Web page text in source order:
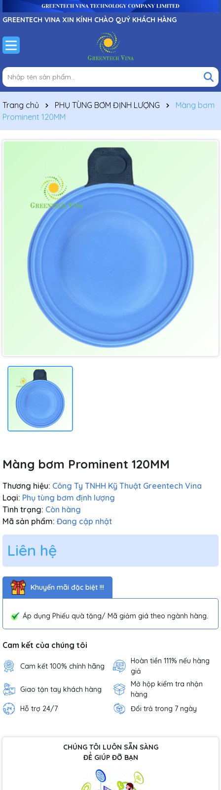
GREENTECH VINA XIN KÍNH CHÀO QUÝ KHÁCH HÀNG
Trang chủ PHỤ TÙNG BƠM ĐỊNH LƯỢNG
Màng bơm
Prominent 120MM
Màng bơm Prominent 120MM
Thương hiệu: Công Ty TNHH Kỹ Thuật Greentech Vina
Loại: Phụ tùng bơm định lượng
Tình trạng: Còn hàng
Mã sản phẩm: Đang cập nhật
Liên hệ
Khuyến mãi đặc biệt !!!
Áp dụng Phiếu quà tặng/ Mã giảm giá theo ngành hàng.
Cam kết của chúng tôi
Cam kết 100% chính hãng
Hoàn tiền 111% nếu hàng
giả
Giao tận tay khách hàng
Mở hộp kiểm tra nhận
hàng
Hỗ trợ 24/7
Đổi trả trong 7 ngày
CHÚNG TÔI LUÔN SẴN SÀNG
ĐỂ GIÚP ĐỠ BẠN